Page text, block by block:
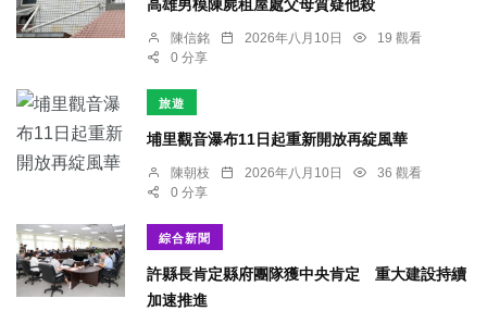
高雄男模陳屍租屋處父母質疑他殺
陳信銘 2026年八月10日
19 觀看
0 分享
旅遊
埔里觀音瀑布11日起重新開放再綻風華
陳朝枝 2026年八月10日
36 觀看
0 分享
綜合新聞
許縣長肯定縣府團隊獲中央肯定 重大建設持續
加速推進